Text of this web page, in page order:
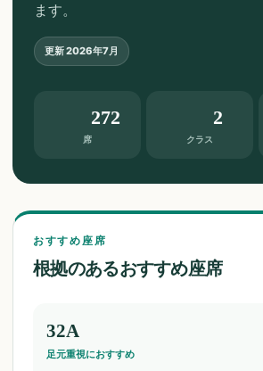
ます。
更新2026年7月
席
272
クラス
2
おすすめ座席
根拠のあるおすすめ座席
32A
足元重視におすすめ